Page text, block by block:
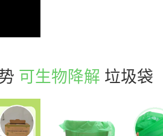
可生物降解 垃圾袋